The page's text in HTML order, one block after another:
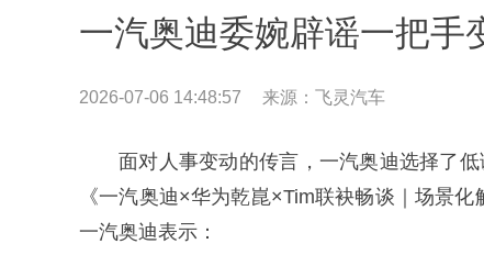
一汽奥迪委婉辟谣一把手
2026-07-06 14:48:57 来源：飞灵汽车
面对人事变动的传言，一汽奥迪选择了
《一汽奥迪×华为乾崑×Tim联袂畅谈｜场景
一汽奥迪表示：